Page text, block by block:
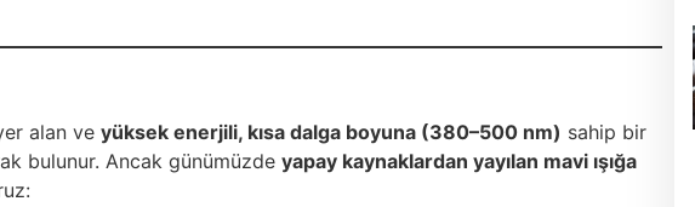
alan ve yüksek enerjili, kısa dalga boyuna (380–500 nm) sahip bir
bulunur. Ancak günümüzde yapay kaynaklardan yayılan mavi ışığa